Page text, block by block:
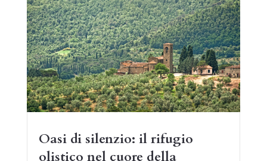
Oasi di silenzio: il rifugio
olistico nel cuore della